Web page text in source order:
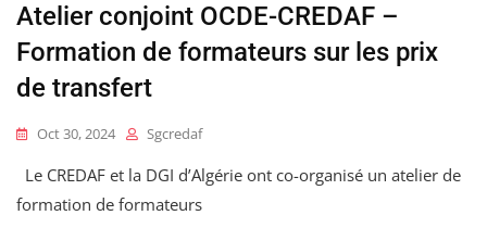
Atelier conjoint OCDE-CREDAF –
Formation de formateurs sur les prix
de transfert
Oct 30, 2024 Sgcredaf
Le CREDAF et la DGI d’Algérie ont co-organisé un atelier de
formation de formateurs